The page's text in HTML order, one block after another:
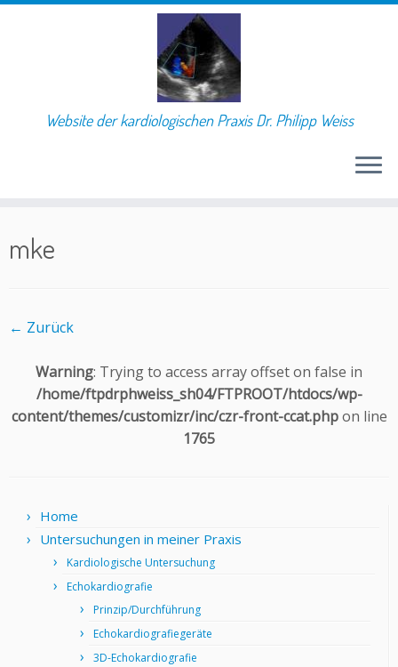
content
Website der kardiologischen Praxis Dr. Philipp Weiss
mke
← Zurück
Warning: Trying to access array offset on false in
/home/ftpdrphweiss_sh04/FTPROOT/htdocs/wp-
content/themes/customizr/inc/czr-front-ccat.phpon line
1765
Home
Untersuchungen in meiner Praxis
Kardiologische Untersuchung
Echokardiografie
Prinzip/Durchführung
Echokardiografiegeräte
3D-Echokardiografie